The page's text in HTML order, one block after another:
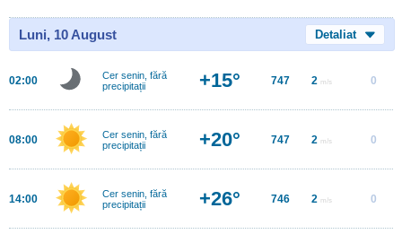
Luni, 10 August Detaliat
02:00
Cer senin, fără
precipitații
+15° 747 2 m/s 0
08:00
Cer senin, fără
precipitații
+20° 747 2 m/s 0
14:00
Cer senin, fără
precipitații
+26° 746 2 m/s 0